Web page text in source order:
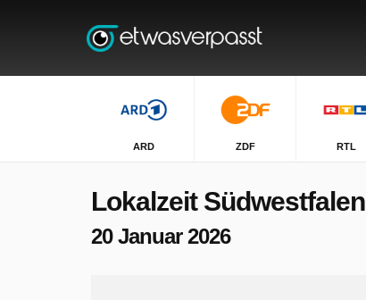
ARD ZDF RTL
Lokalzeit Südwestfalen
20 Januar 2026